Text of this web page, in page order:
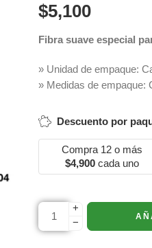
$5,100
Fibra suave especial
» Unidad de empaque:
» Medidas de empaque:
Descuento por
Compra 12 o más
$4,900 cada uno
+
−